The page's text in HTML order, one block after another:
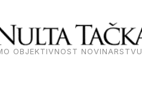
OBJEKTIVNOST NOVINARSTVU